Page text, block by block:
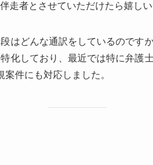
走者とさせていただけたら嬉しい
はどんな通訳をしているのです
化しており、最近では特に弁護
件にも対応しました。